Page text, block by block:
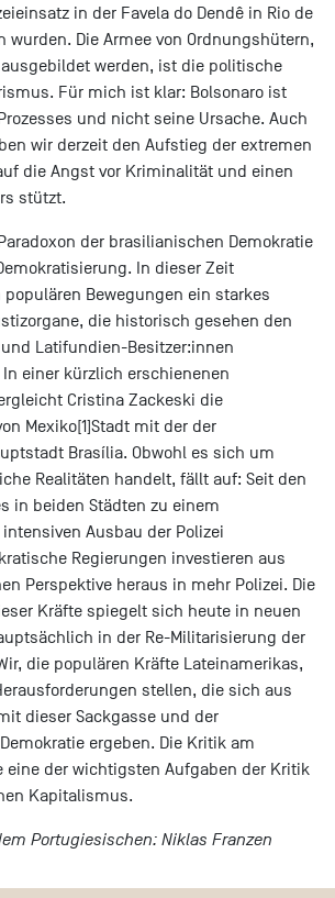
in der Favela do Dendê in Rio de
wurden. Die Armee von Ordnungshütern,
werden, ist die politische
Für mich ist klar: Bolsonaro ist
und nicht seine Ursache. Auch
wir derzeit den Aufstieg der extremen
die Angst vor Kriminalität und einen
stützt.
der brasilianischen Demokratie
In dieser Zeit
Bewegungen ein starkes
die historisch gesehen den
Latifundien-Besitzer:innen
einer kürzlich erschienenen
Cristina Zackeski die
Mexiko[1]Stadt mit der der
Brasília. Obwohl es sich um
Realitäten handelt, fällt auf: Seit den
in beiden Städten zu einem
Ausbau der Polizei
Regierungen investieren aus
Perspektive heraus in mehr Polizei. Die
Kräfte spiegelt sich heute in neuen
in der Re-Militarisierung der
die populären Kräfte Lateinamerikas,
stellen, die sich aus
dieser Sackgasse und der
ergeben. Die Kritik am
eine der wichtigsten Aufgaben der Kritik
Kapitalismus.
Portugiesischen: Niklas Franzen